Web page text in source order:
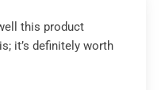
this product
it’s definitely worth